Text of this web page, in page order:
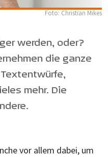
Foto: Christian Mikes
werden, oder?
die ganze
mehr. Die
vor allem dabei, um